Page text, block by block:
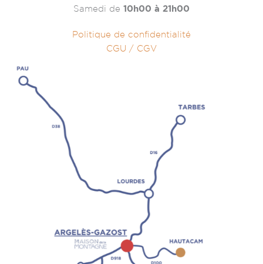
Samedi de 10h00 à 21h00
Politique de confidentialité
CGU / CGV